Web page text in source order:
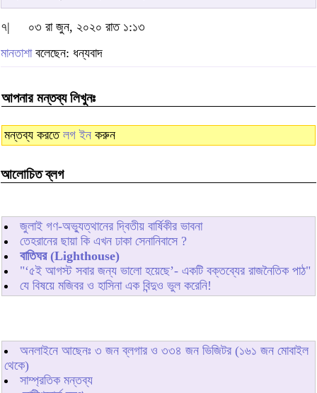
৭|
০৩ রা জুন, ২০২০ রাত ১:১৩
মানতাশাবলেছেন: ধন্যবাদ
আপনার মন্তব্য লিখুনঃ
মন্তব্য করতে লগ ইন করুন
আলোচিত ব্লগ
জুলাই গণ-অভ্যুত্থানের দ্বিতীয় বার্ষিকীর ভাবনা
তেহরানের ছায়া কি এখন ঢাকা সেনানিবাসে ?
বাতিঘর (Lighthouse)
"‘৫ই আগস্ট সবার জন্য ভালো হয়েছে’- একটি বক্তব্যের রাজনৈতিক পাঠ"
যে বিষয়ে মজিবর ও হাসিনা এক বিন্দুও ভুল করেনি!
অনলাইনে আছেনঃ ৩ জন ব্লগার ও ৩৩৪ জন ভিজিটর (১৬১ জন মোবাইল
থেকে)
সাম্প্রতিক মন্তব্য